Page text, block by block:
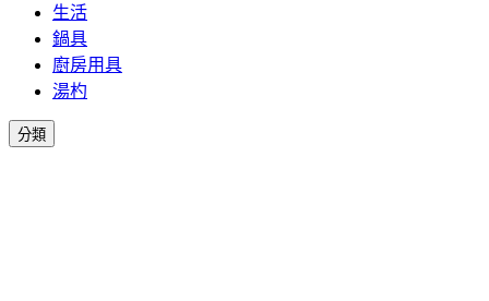
生活
鍋具
廚房用具
湯杓
分類